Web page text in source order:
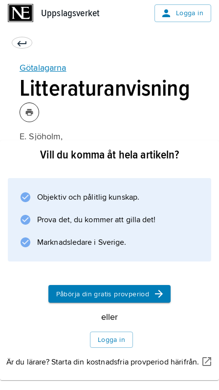
Uppslagsverket Logga in
Götalagarna
Litteraturanvisning
E. Sjöholm,
Sveriges medeltidslagar: Europeisk
Information om artikeln
Vill du komma åt hela artikeln?
Objektiv och pålitlig kunskap.
Prova det, du kommer att gilla det!
Marknadsledare i Sverige.
Påbörja din gratis provperiod
eller
Logga in
Är du lärare? Starta din kostnadsfria provperiod härifrån.